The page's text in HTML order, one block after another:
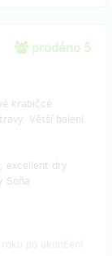
prodáno 5
krabičce
Větší balení.
excellent dry
Soňa